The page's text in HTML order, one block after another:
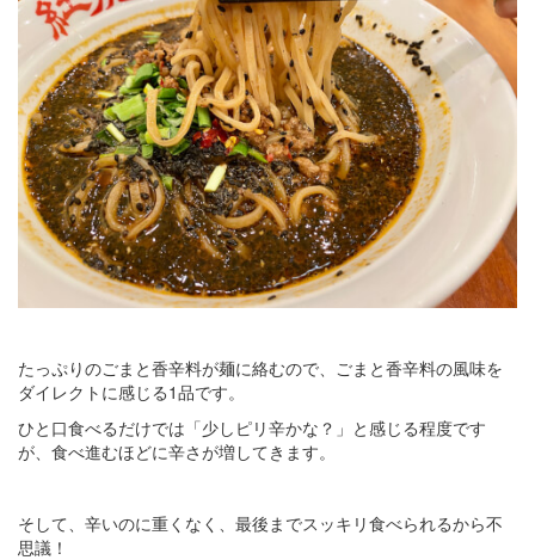
たっぷりのごまと香辛料が麺に絡むので、ごまと香辛料の風味を
ダイレクトに感じる1品です。
ひと口食べるだけでは「少しピリ辛かな？」と感じる程度です
が、食べ進むほどに辛さが増してきます。
そして、辛いのに重くなく、最後までスッキリ食べられるから不
思議！